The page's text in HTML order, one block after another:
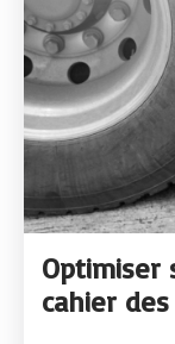
Optimiser
cahier